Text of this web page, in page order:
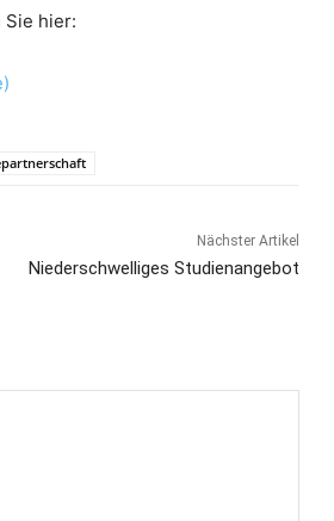
Sie hier:
Nächster Artikel
Niederschwelliges Studienangebot